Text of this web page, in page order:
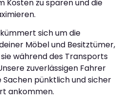
Kosten zu sparen und die
sich um die
Möbel und Besitztümer,
während des Transports
zuverlässigen Fahrer
Sachen pünktlich und sicher
ankommen.